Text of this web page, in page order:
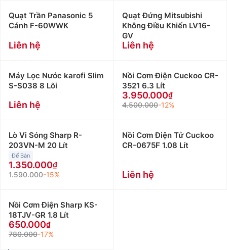
Quạt Trần Panasonic 5
Cánh F-60WWK
Liên hệ
Quạt Đứng Mitsubishi
Không Điều Khiển LV16-
GV
Liên hệ
Máy Lọc Nước karofi Slim
S-S038 8 Lõi
Liên hệ
Nồi Cơm Điện Cuckoo CR-
3521 6.3 Lít
3.950.000
4.500.000-12%
Lò Vi Sóng Sharp R-
203VN-M 20 Lít
Để Bàn
1.350.000
1.590.000-15%
Nồi Cơm Điện Tử Cuckoo
CR-0675F 1.08 Lít
Liên hệ
Nồi Cơm Điện Sharp KS-
18TJV-GR 1.8 Lít
650.000
780.000-17%